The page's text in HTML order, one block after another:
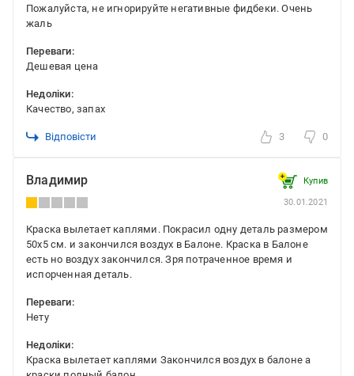
Пожалуйста, не игнорируйте негативные фидбеки. Очень
жаль
Переваги:
Дешевая цена
Недоліки:
Качество, запах
Відповісти 3 0
Владимир Купив
30.01.2021
Краска вылетает каплями. Покрасил одну деталь размером
50х5 см. и закончился воздух в Балоне. Краска в Балоне
есть но воздух закончился. Зря потраченное время и
испорченная деталь.
Переваги:
Нету
Недоліки:
Краска вылетает каплями Закончился воздух в балоне а